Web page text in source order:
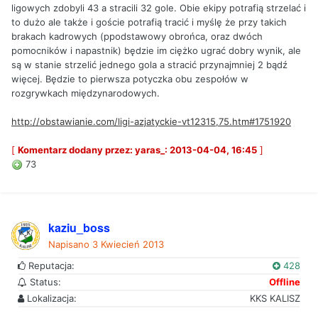
ligowych zdobyli 43 a stracili 32 gole. Obie ekipy potrafią strzelać i
to dużo ale także i goście potrafią tracić i myślę że przy takich
brakach kadrowych (ppodstawowy obrońca, oraz dwóch
pomocników i napastnik) będzie im ciężko ugrać dobry wynik, ale
są w stanie strzelić jednego gola a stracić przynajmniej 2 bądź
więcej. Będzie to pierwsza potyczka obu zespołów w
rozgrywkach międzynarodowych.
http://obstawianie.com/ligi-azjatyckie-vt12315,75.htm#1751920
[ Komentarz dodany przez: yaras_: 2013-04-04, 16:45 ]
73
kaziu_boss
Napisano 3 Kwiecień 2013
Reputacja:
428
Status:
Offline
Lokalizacja:
KKS KALISZ